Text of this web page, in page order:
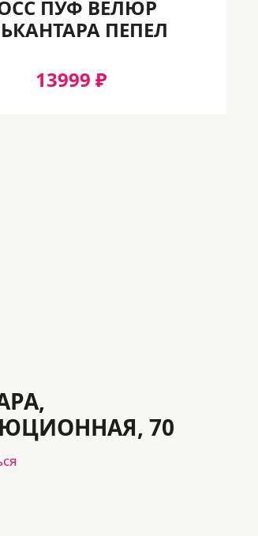
ПУФ ВЕЛЮР
ПЕПЕЛ
13999 ₽
70